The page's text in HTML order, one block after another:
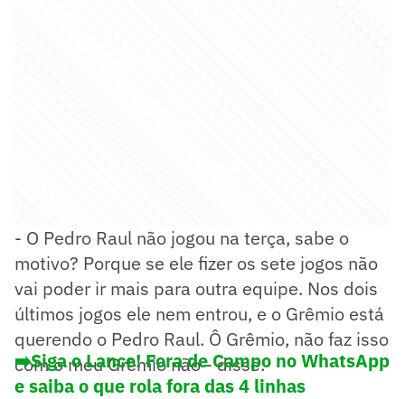
- O Pedro Raul não jogou na terça, sabe o
motivo? Porque se ele fizer os sete jogos não
vai poder ir mais para outra equipe. Nos dois
últimos jogos ele nem entrou, e o Grêmio está
querendo o Pedro Raul. Ô Grêmio, não faz isso
com o meu Grêmio não - disse.
➡️Siga o Lance! Fora de Campo no WhatsApp
e saiba o que rola fora das 4 linhas